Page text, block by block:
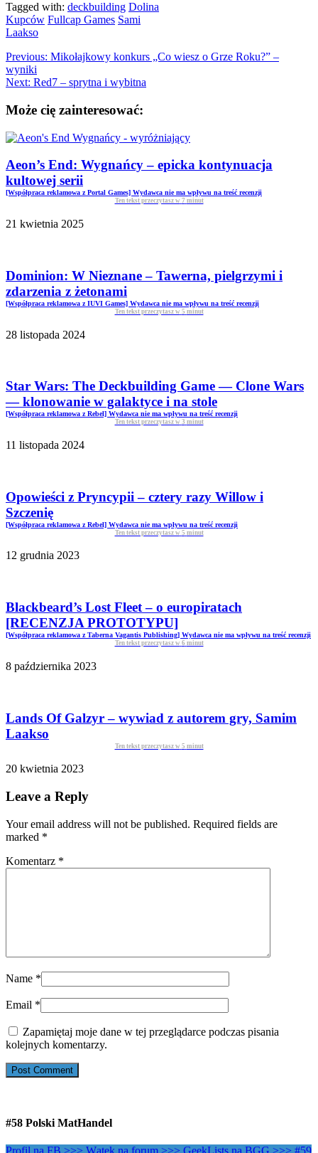
Tagged with: deckbuilding Dolina
Kupców Fullcap Games Sami
Laakso
Previous: Mikołajkowy konkurs „Co wiesz o Grze Roku?” –
wyniki
Next: Red7 – sprytna i wybitna
Może cię zainteresować:
Aeon’s End: Wygnańcy – epicka kontynuacja
kultowej serii
[Współpraca reklamowa z Portal Games] Wydawca nie ma wpływu na treść recenzji
Ten tekst przeczytasz w 7 minut
21 kwietnia 2025
Dominion: W Nieznane – Tawerna, pielgrzymi i
zdarzenia z żetonami
[Współpraca reklamowa z IUVI Games] Wydawca nie ma wpływu na treść recenzji
Ten tekst przeczytasz w 5 minut
28 listopada 2024
Star Wars: The Deckbuilding Game — Clone Wars
— klonowanie w galaktyce i na stole
[Współpraca reklamowa z Rebel] Wydawca nie ma wpływu na treść recenzji
Ten tekst przeczytasz w 3 minut
11 listopada 2024
Opowieści z Pryncypii – cztery razy Willow i
Szczenię
[Współpraca reklamowa z Rebel] Wydawca nie ma wpływu na treść recenzji
Ten tekst przeczytasz w 5 minut
12 grudnia 2023
Blackbeard’s Lost Fleet – o europiratach
[RECENZJA PROTOTYPU]
[Współpraca reklamowa z Taberna Vagantis Publishing] Wydawca nie ma wpływu na treść recenzji
Ten tekst przeczytasz w 6 minut
8 października 2023
Lands Of Galzyr – wywiad z autorem gry, Samim
Laakso
Ten tekst przeczytasz w 5 minut
20 kwietnia 2023
Leave a Reply
Your email address will not be published. Required fields are
marked *
Komentarz *
Name *
Email *
Zapamiętaj moje dane w tej przeglądarce podczas pisania
kolejnych komentarzy.
#58 Polski MatHandel